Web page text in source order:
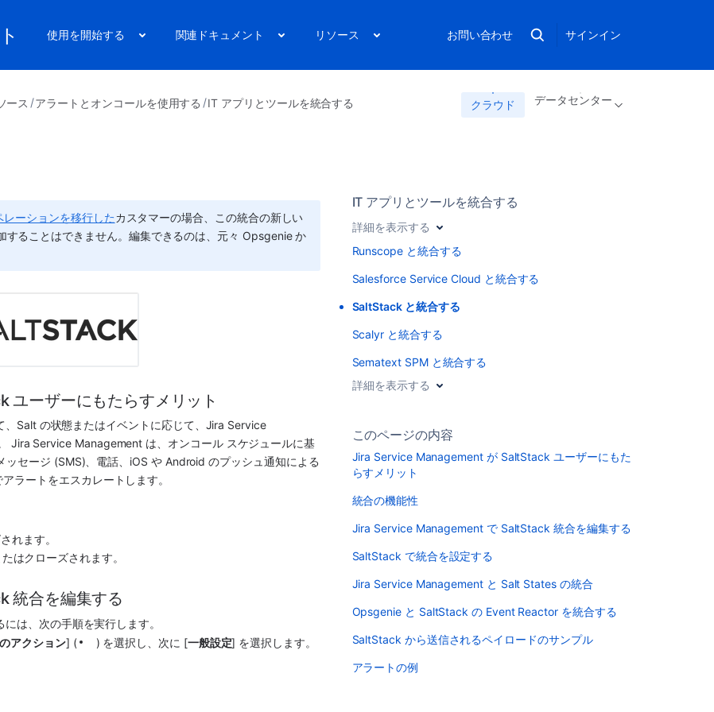
使用を開始する 関連ドキュメント リソース お問い合わせ サインイン
ース アラートとオンコールを使用する IT アプリとツールを統合する クラウド データセンター
ーションを移行したカスタマーの場合、この統合の新しい
ることはできません。編集できるのは、元々 Opsgenie か
ーザーにもたらすメリット
Salt の状態またはイベントに応じて、 Jira Service
Jira Service Management は、オンコール スケジュールに基
セージ (SMS)、電話、iOS や Android のプッシュ通知による
ラートをエスカレートします。
れます。
はクローズされます。
統合を編集する
は、次の手順を実行します。
アクション] ( ) を選択し、次に [一般設定] を選択します。
IT アプリとツールを統合する
詳細を表示する
Runscope と統合する
Salesforce Service Cloud と統合する
SaltStack と統合する
Scalyr と統合する
Sematext SPM と統合する
詳細を表示する
このページの内容
Jira Service Management が SaltStack ユーザーにもた
らすメリット
統合の機能性
Jira Service Management で SaltStack 統合を編集する
SaltStack で統合を設定する
Jira Service Management と Salt States の統合
Opsgenie と SaltStack の Event Reactor を統合する
SaltStack から送信されるペイロードのサンプル
アラートの例